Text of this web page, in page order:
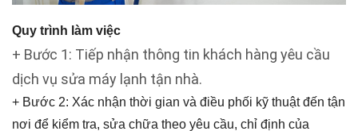
Quy trình làm việc
+ Bước 1: Tiếp nhận thông tin khách hàng yêu cầu
dịch vụ sửa máy lạnh tận nhà.
+ Bước 2: Xác nhận thời gian và điều phối kỹ thuật đến tận
nơi để kiểm tra, sửa chữa theo yêu cầu, chỉ định của